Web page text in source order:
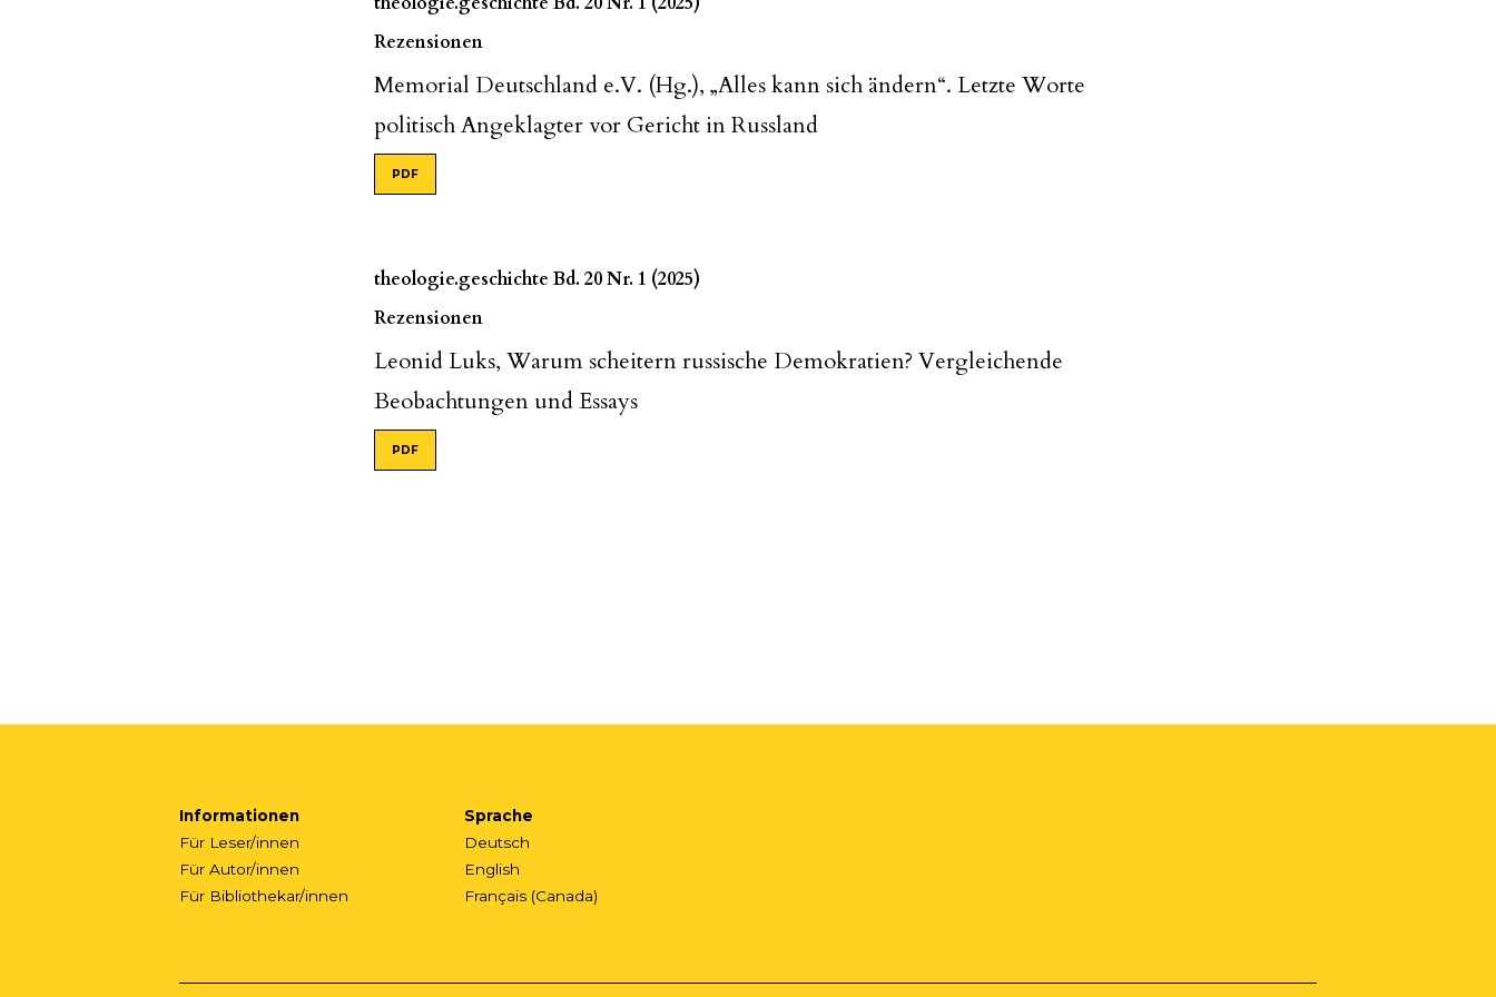
Rezensionen
Memorial Deutschland e.V. (Hg.), „Alles kann sich ändern“. Letzte Worte
politisch Angeklagter vor Gericht in Russland
PDF
theologie.geschichte Bd. 20 Nr. 1 (2025)
Rezensionen
Leonid Luks, Warum scheitern russische Demokratien? Vergleichende
Beobachtungen und Essays
PDF
Informationen
Für Leser/innen
Für Autor/innen
Für Bibliothekar/innen
Sprache
Deutsch
English
Français (Canada)